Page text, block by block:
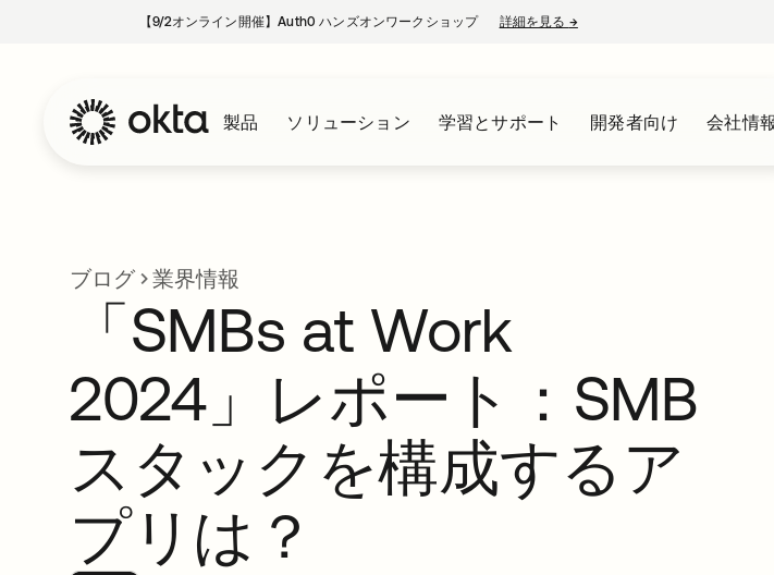
【9/2オンライン開催】Auth0 ハンズオンワークショップ 詳細を見る →新しいタブで開く
製品 ソリューション 学習とサポート 開発者向け 会社情報
ブログ 業界情報
「SMBs at Work
2024」レポート：SMB
スタックを構成するア
プリは？